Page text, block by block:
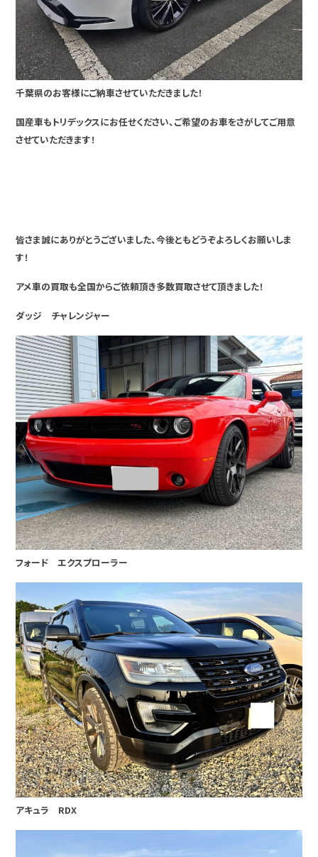
千葉県のお客様にご納車させていただきました！
国産車もトリデックスにお任せください、ご希望のお車をさがしてご用意
させていただきます！
皆さま誠にありがとうございました、今後ともどうぞよろしくお願いしま
す！
アメ車の買取も全国からご依頼頂き多数買取させて頂きました！
ダッジ チャレンジャー
フォード エクスプローラー
アキュラ RDX